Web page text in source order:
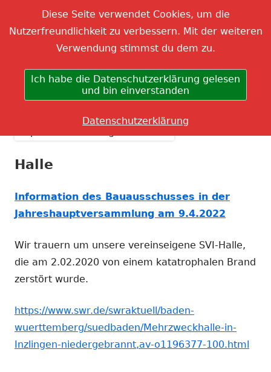
Springe
Inhalt
Sportverein Inzlingen 1904
aktiv-gesellig-lebendig-generationenübergreifend-
altruistisch
Primäres
Menü
nach:
Halle
Information des Bauausschusses in der
Jahreshauptversammlung am 9.4.2022
Wir trauern um unsere vereinseigene SVI-Halle,
die am 2.02.2020 von einem katatrophalen Brand
zerstört wurde.
https://www.swr.de/swraktuell/baden-
wuerttemberg/suedbaden/Mehrzweckhalle-in-
Inzlingen-niedergebrannt,av-o1196377-100.html
Diese Seite verwendet Cookies, um die
Nutzerfreundlichkeit zu verbessern. Mit der weiteren
Verwendung stimmst du dem zu.
Ich habe die Datenschutzerklärung gelesen
und bin einverstanden
Datenschutzerklärung